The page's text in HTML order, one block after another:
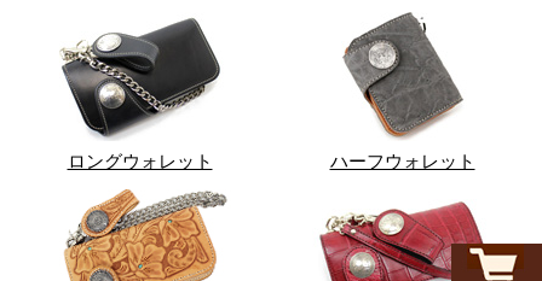
ロングウォレット ハーフウォレット